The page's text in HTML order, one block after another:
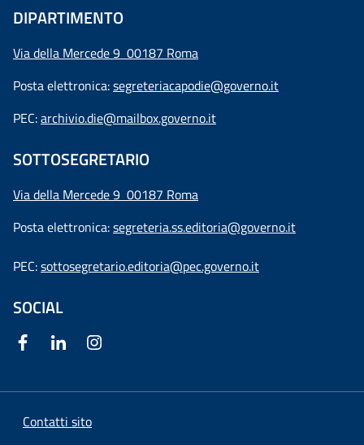
DIPARTIMENTO
Via della Mercede 9 00187 Roma
Posta elettronica:segreteriacapodie@governo.it
PEC:archivio.die@mailbox.governo.it
SOTTOSEGRETARIO
Via della Mercede 9 00187 Roma
Posta elettronica:segreteria.ss.editoria@governo.it
PEC:sottosegretario.editoria@pec.governo.it
SOCIAL
Contatti sito